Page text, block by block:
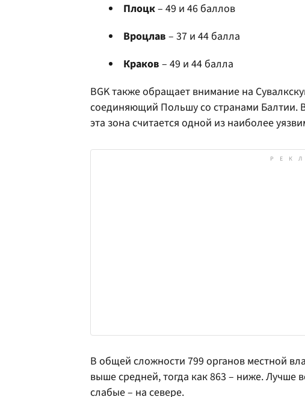
Плоцк– 49 и 46 баллов
Вроцлав – 37 и 44 балла
Краков – 49 и 44 балла
BGK также обращает внимание на
соединяющий Польшу со странами Балтии.
эта зона считается одной из наиболее
В общей сложности 799 органов местной
выше средней, тогда как 863 – ниже. Лучше
слабые – на севере.